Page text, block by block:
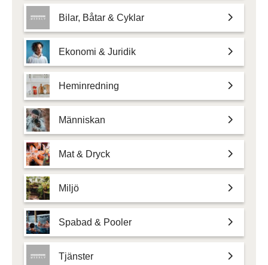
Bilar, Båtar & Cyklar
Ekonomi & Juridik
Heminredning
Människan
Mat & Dryck
Miljö
Spabad & Pooler
Tjänster